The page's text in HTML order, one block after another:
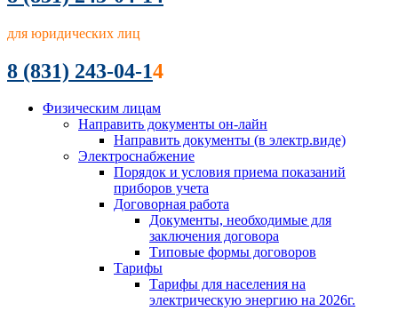
для юридических лиц
8 (831) 243-04-14
Физическим лицам
Направить документы он-лайн
Направить документы (в электр.виде)
Электроснабжение
Порядок и условия приема показаний
приборов учета
Договорная работа
Документы, необходимые для
заключения договора
Типовые формы договоров
Тарифы
Тарифы для населения на
электрическую энергию на 2026г.